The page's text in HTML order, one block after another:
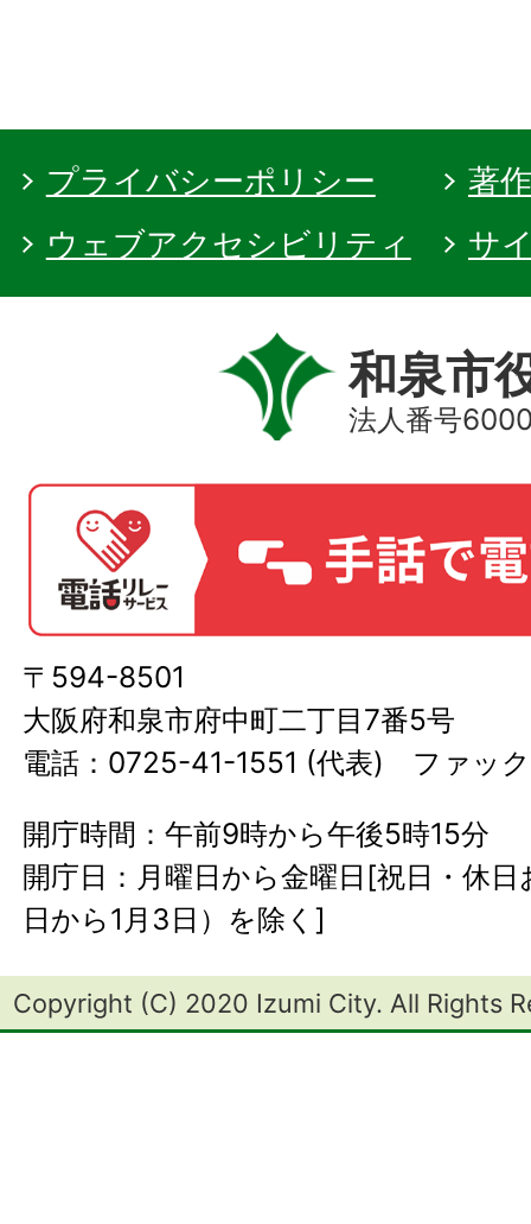
プライバシーポリシー
著
ウェブアクセシビリティ
サ
和泉市
法人番号
〒594-8501
大阪府和泉市府中町二丁目7番5号
電話：0725-41-1551 (代表) ファッ
開庁時間：午前9時から午後5時15分
開庁日：月曜日から金曜日[祝日・休
日から1月3日）を除く]
Copyright (C) 2020 Izumi City. All Rights